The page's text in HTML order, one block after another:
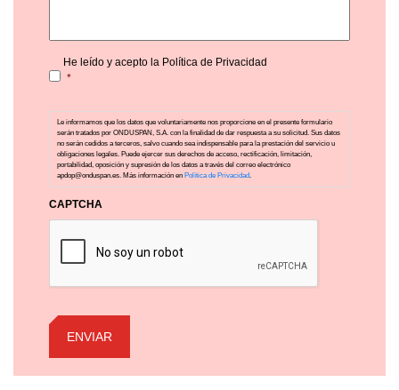
Consentimiento *
He leído y acepto la Política de Privacidad
*
Le informamos que los datos que voluntariamente nos proporcione en el presente formulario
serán tratados por ONDUSPAN, S.A. con la finalidad de dar respuesta a su solicitud. Sus datos
no serán cedidos a terceros, salvo cuando sea indispensable para la prestación del servicio u
obligaciones legales. Puede ejercer sus derechos de acceso, rectificación, limitación,
portabilidad, oposición y supresión de los datos a través del correo electrónico
apdop@onduspan.es. Más información en Política de Privacidad
CAPTCHA